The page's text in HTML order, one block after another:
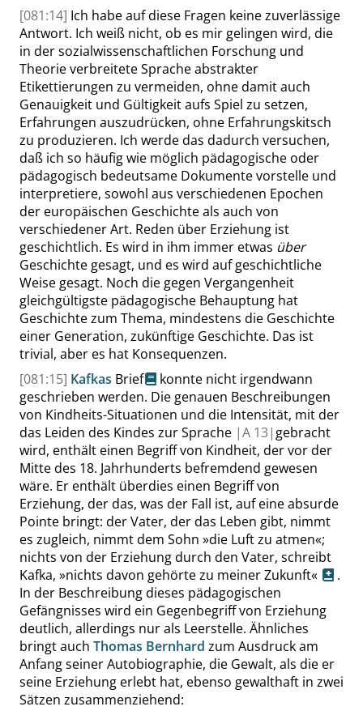
[081:14] Ich habe auf diese Fragen keine zuverlässige
Antwort. Ich weiß nicht, ob es mir gelingen wird, die
in der sozialwissenschaftlichen Forschung und
Theorie verbreitete Sprache abstrakter
Etikettierungen zu vermeiden, ohne damit auch
Genauigkeit und Gültigkeit aufs Spiel zu setzen,
Erfahrungen auszudrücken, ohne Erfahrungskitsch
zu produzieren. Ich werde das dadurch versuchen,
daß ich so häufig wie möglich pädagogische oder
pädagogisch bedeutsame Dokumente vorstelle und
interpretiere, sowohl aus verschiedenen Epochen
der europäischen Geschichte als auch von
verschiedener Art. Reden über Erziehung ist
geschichtlich. Es wird in ihm immer etwas über
Geschichte gesagt, und es wird auf geschichtliche
Weise gesagt. Noch die gegen Vergangenheit
gleichgültigste pädagogische Behauptung hat
Geschichte zum Thema, mindestens die Geschichte
einer Generation, zukünftige Geschichte. Das ist
trivial, aber es hat Konsequenzen.
[081:15] Kafkas Brief
konnte nicht irgendwann
geschrieben werden. Die genauen Beschreibungen
von Kindheits-Situationen und die Intensität, mit der
das Leiden des Kindes zur Sprache |A 13| gebracht
wird, enthält einen Begriff von Kindheit, der vor der
Mitte des 18. Jahrhunderts befremdend gewesen
wäre. Er enthält überdies einen Begriff von
Erziehung, der das, was der Fall ist, auf eine absurde
Pointe bringt: der Vater, der das Leben gibt, nimmt
es zugleich, nimmt dem Sohn »die Luft zu atmen«;
nichts von der Erziehung durch den Vater, schreibt
Kafka, »nichts davon gehörte zu meiner Zukunft«
.
In der Beschreibung dieses pädagogischen
Gefängnisses wird ein Gegenbegriff von Erziehung
deutlich, allerdings nur als Leerstelle. Ähnliches
bringt auch Thomas Bernhard zum Ausdruck am
Anfang seiner Autobiographie, die Gewalt, als die er
seine Erziehung erlebt hat, ebenso gewalthaft in zwei
Sätzen zusammenziehend: